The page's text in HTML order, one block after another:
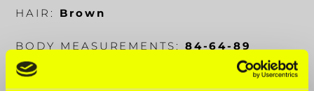
HAIR: Brown
BODY MEASUREMENTS:84-64-89
CLOTHING SIZE: